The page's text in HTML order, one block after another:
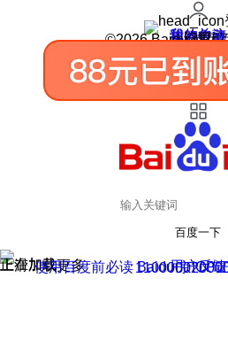
我的关注
我的收藏
皮肤中心
用户反馈
设置
©2026 Baidu 使用
百度一下
正在加载
上滑加载更多 用户反馈
使用百度前必读 Baidu 京ICP
京公网安备